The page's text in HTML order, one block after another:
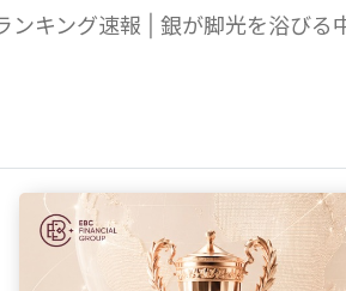
ンキング速報 | 銀が脚光を浴びる